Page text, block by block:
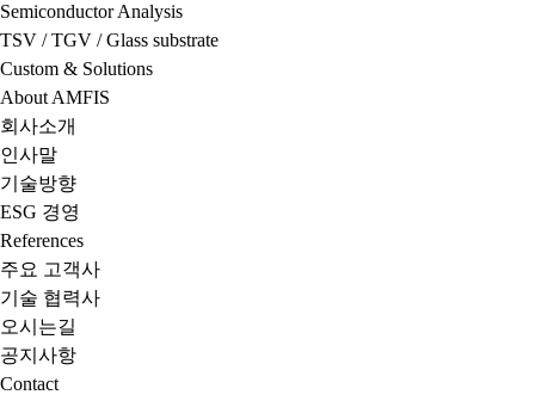
Semiconductor Analysis
TSV / TGV / Glass substrate
Custom & Solutions
About AMFIS
회사소개
인사말
기술방향
ESG 경영
References
주요 고객사
기술 협력사
오시는길
공지사항
Contact